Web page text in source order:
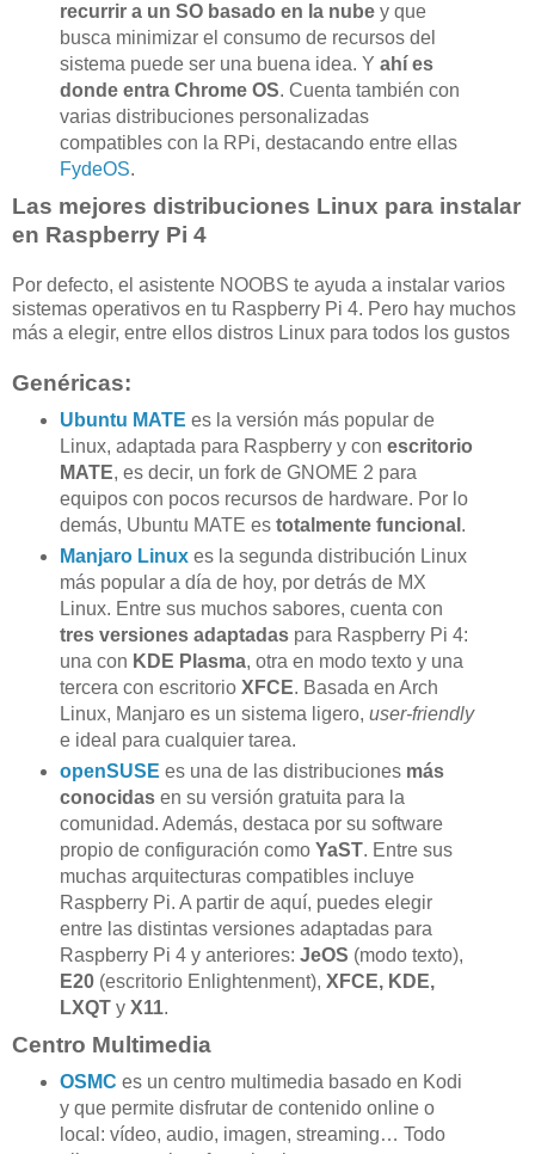
recurrir a un SO basado en la nubey que
busca minimizar el consumo de recursos del
sistema puede ser una buena idea. Y ahí es
donde entra Chrome OS. Cuenta también con
varias distribuciones personalizadas
compatibles con la RPi, destacando entre ellas
FydeOS.
Las mejores distribuciones Linux para instalar
en Raspberry Pi 4
Por defecto, el asistente NOOBS te ayuda a instalar varios
sistemas operativos en tu Raspberry Pi 4. Pero hay muchos
más a elegir, entre ellos distros Linux para todos los gustos
Genéricas:
Ubuntu MATE es la versión más popular de
Linux, adaptada para Raspberry y con escritorio
MATE, es decir, un fork de GNOME 2 para
equipos con pocos recursos de hardware. Por lo
demás, Ubuntu MATE es totalmente funcional .
Manjaro Linuxes la segunda distribución Linux
más popular a día de hoy, por detrás de MX
Linux. Entre sus muchos sabores, cuenta con
tres versiones adaptadaspara Raspberry Pi 4:
una con KDE Plasma, otra en modo texto y una
tercera con escritorio XFCE. Basada en Arch
Linux, Manjaro es un sistema ligero, user-friendly
e ideal para cualquier tarea.
openSUSE es una de las distribuciones más
conocidasen su versión gratuita para la
comunidad. Además, destaca por su software
propio de configuración como YaST. Entre sus
muchas arquitecturas compatibles incluye
Raspberry Pi. A partir de aquí, puedes elegir
entre las distintas versiones adaptadas para
Raspberry Pi 4 y anteriores: JeOS (modo texto),
E20(escritorio Enlightenment), XFCE, KDE,
LXQTy X11.
Centro Multimedia
OSMC es un centro multimedia basado en Kodi
y que permite disfrutar de contenido online o
local: vídeo, audio, imagen, streaming… Todo